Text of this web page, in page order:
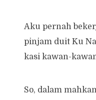
Aku pernah
pinjam duit Ku
kasi kawan-
So, dalam